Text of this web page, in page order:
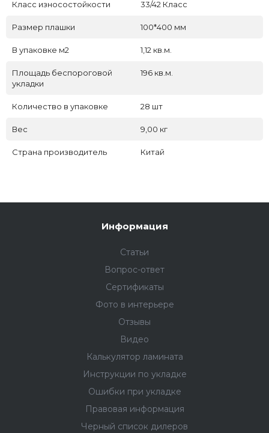
Класс износостойкости 33/42 Класс
Размер плашки 100*400 мм
В упаковке м2 1,12 кв.м.
Площадь беспороговой
укладки
196 кв.м.
Количество в упаковке 28 шт
Вес 9,00 кг
Страна производитель Китай
Информация
Статьи
Вопрос-ответ
Сертификаты
Фото в интерьере
Отзывы
Видео
Калькулятор ламината
Инструкции по укладке
Ошибки при укладке
Правовая информация
Черный список дилеров